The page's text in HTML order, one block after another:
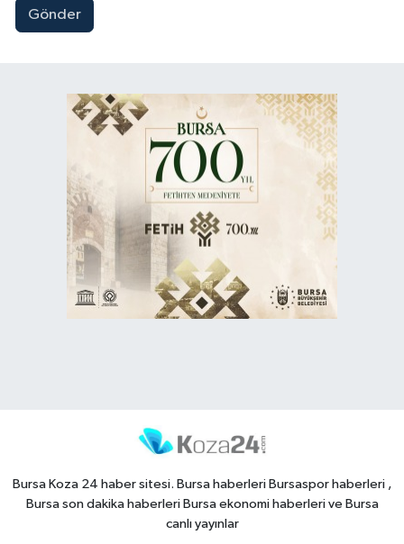
Gönder
Bursa Koza 24 haber sitesi. Bursa haberleri Bursaspor haberleri ,
Bursa son dakika haberleri Bursa ekonomi haberleri ve Bursa
canlı yayınlar